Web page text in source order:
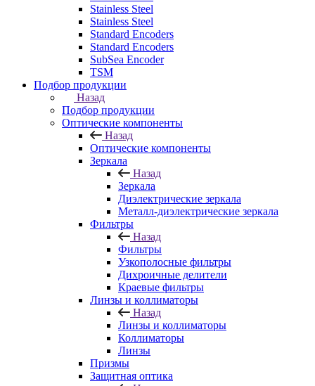
Stainless Steel
Stainless Steel
Standard Encoders
Standard Encoders
SubSea Encoder
TSM
Подбор продукции
Назад
Подбор продукции
Оптические компоненты
Назад
Оптические компоненты
Зеркала
Назад
Зеркала
Диэлектрические зеркала
Металл-диэлектрические зеркала
Фильтры
Назад
Фильтры
Узкополосные фильтры
Дихроичные делители
Краевые фильтры
Линзы и коллиматоры
Назад
Линзы и коллиматоры
Коллиматоры
Линзы
Призмы
Защитная оптика